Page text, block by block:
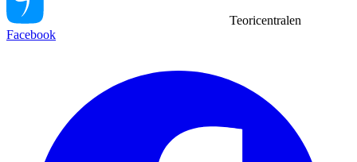
Teoricentralen
Facebook